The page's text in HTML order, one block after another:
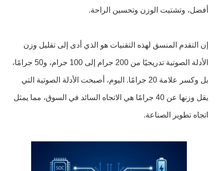
أفضل، وتشتيت الوزن وتحسين الراحة.
إن التقدم المنسق لهذه التقنيات هو الذي أدى إلى تقليل وزن
الأدلة الصوتية تدريجيًا من 200 جرام إلى 100 جرام، و50 جرامًا،
بل وكسر علامة 20 جرامًا. اليوم، أصبحت الأدلة الصوتية التي
يقل وزنها عن 40 جرامًا هي الاتجاه السائد في السوق، مما يمثل
اتجاه تطوير الصناعة.